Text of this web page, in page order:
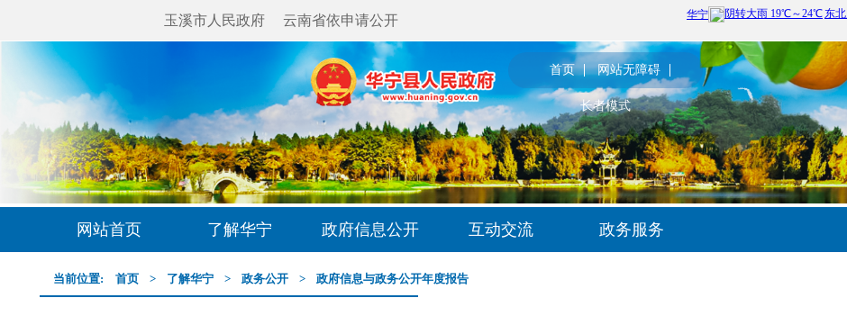
玉溪市人民政府 云南省依申请公开
首页 网站无障碍
长者模式
网站首页 了解华宁 政府信息公开 互动交流 政务服务
当前位置: 首页 > 了解华宁 > 政务公开 > 政府信息与政务公开年度报告